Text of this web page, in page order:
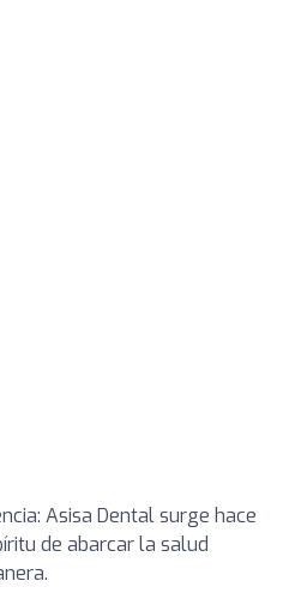
Asisa Dental surge hace
de abarcar la salud